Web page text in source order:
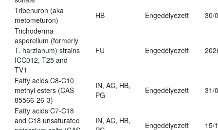
Tribenuron (aka
metometuron)
HB Engedélyezett
30/
Trichoderma
asperellum (formerly
T. harzianum) strains
ICC012, T25 and
TV1
FU Engedélyezett
Fatty acids C8-C10
methyl esters (CAS
85566-26-3)
IN, AC, HB,
PG
Engedélyezett 31/
Fatty acids C7-C18
and C18 unsaturated
IN, AC, HB,
Engedélyezett 15/